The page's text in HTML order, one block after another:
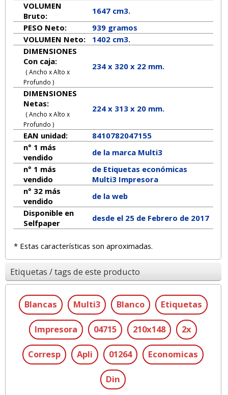
VOLUMEN
Bruto:
1647 cm3.
PESO Neto:
939gramos
VOLUMEN Neto:
1402 cm3.
DIMENSIONES
Con caja:
( Ancho x Alto x
Profundo )
234 x 320 x 22 mm.
DIMENSIONES
Netas:
( Ancho x Alto x
Profundo )
224x 313x 20mm.
EAN unidad:
8410782047155
n° 1 más
vendido
de la marca Multi3
n° 1 más
vendido
de Etiquetas económicas
Multi3 Impresora
n° 32 más
vendido
de la web
Disponible en
Selfpaper
desde el 25 de Febrero de 2017
* Estas características son aproximadas.
Etiquetas / tags de este producto
Blancas Multi3 Blanco Etiquetas
Impresora 04715 210x148 2x
Corresp Apli 01264 Economicas
Din